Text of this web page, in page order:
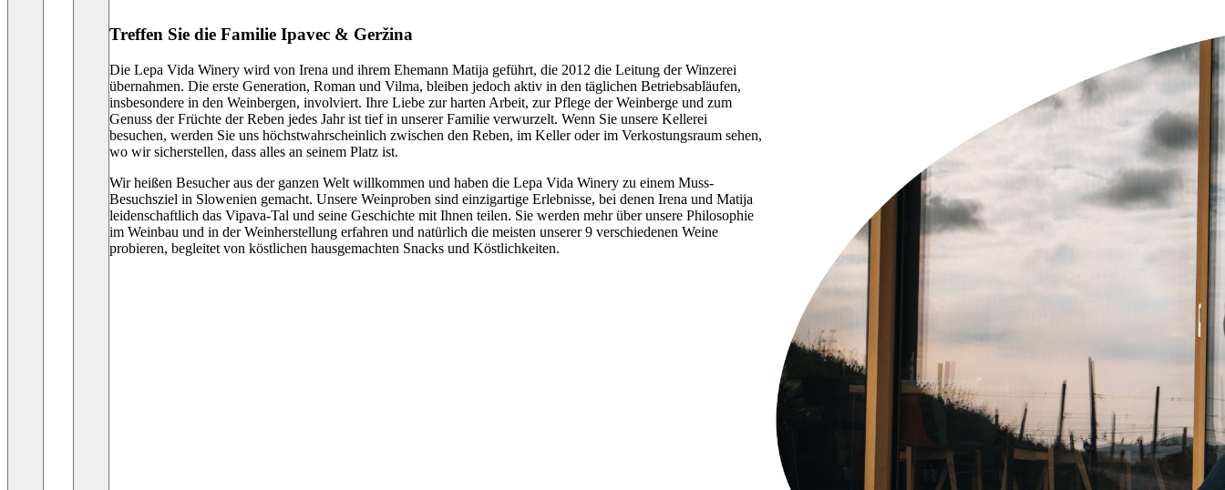
Treffen Sie die Familie Ipavec & Geržina
Die Lepa Vida Winery wird von Irena und ihrem Ehemann Matija geführt, die 2012 die Leitung der Winzerei
übernahmen. Die erste Generation, Roman und Vilma, bleiben jedoch aktiv in den täglichen Betriebsabläufen,
insbesondere in den Weinbergen, involviert. Ihre Liebe zur harten Arbeit, zur Pflege der Weinberge und zum
Genuss der Früchte der Reben jedes Jahr ist tief in unserer Familie verwurzelt. Wenn Sie unsere Kellerei
besuchen, werden Sie uns höchstwahrscheinlich zwischen den Reben, im Keller oder im Verkostungsraum sehen,
wo wir sicherstellen, dass alles an seinem Platz ist.
Wir heißen Besucher aus der ganzen Welt willkommen und haben die Lepa Vida Winery zu einem Muss-
Besuchsziel in Slowenien gemacht. Unsere Weinproben sind einzigartige Erlebnisse, bei denen Irena und Matija
leidenschaftlich das Vipava-Tal und seine Geschichte mit Ihnen teilen. Sie werden mehr über unsere Philosophie
im Weinbau und in der Weinherstellung erfahren und natürlich die meisten unserer 9 verschiedenen Weine
probieren, begleitet von köstlichen hausgemachten Snacks und Köstlichkeiten.